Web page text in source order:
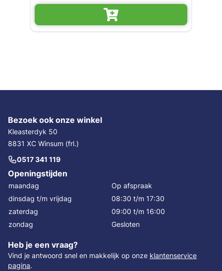
Bezoek ook onze winkel
Kleasterdyk 50
8831 XC Winsum (frl.)
0517 341 119
Openingstijden
maandag
Op afspraak
dinsdag t/m vrijdag
08:30 t/m 17:30
zaterdag
09:00 t/m 16:00
zondag
Gesloten
Heb je een vraag?
Vind je antwoord snel en makkelijk op onze klantenservice
pagina.